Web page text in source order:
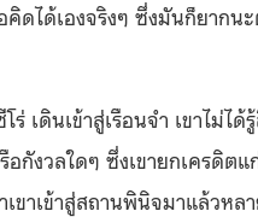
คิดได้เองจริงๆ ซึ่งมันก็ยากน
ร่ เดินเข้าสู่เรือนจำ เขาไม่ได้
อกังวลใดๆ ซึ่งเขายกเครดิตแ
ขาเข้าสู่สถานพินิจมาแล้วหล